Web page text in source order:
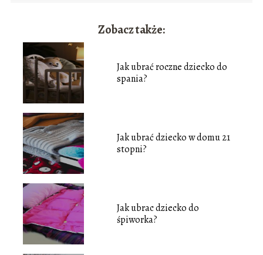
Zobacz także:
Jak ubrać roczne dziecko do
spania?
Jak ubrać dziecko w domu 21
stopni?
Jak ubrac dziecko do
śpiworka?